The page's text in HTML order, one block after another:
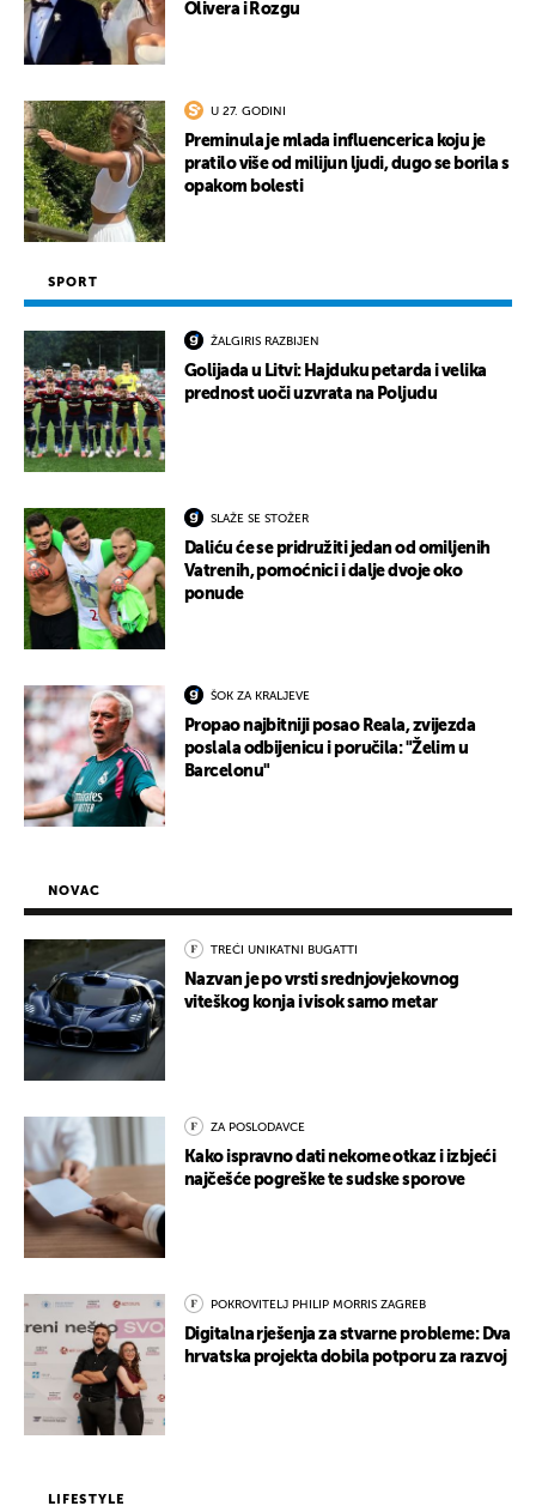
Olivera i Rozgu
U 27. GODINI
Preminula je mlada influencerica koju je
pratilo više od milijun ljudi, dugo se borila s
opakom bolesti
SPORT
ŽALGIRIS RAZBIJEN
Golijada u Litvi: Hajduku petarda i velika
prednost uoči uzvrata na Poljudu
SLAŽE SE STOŽER
Daliću će se pridružiti jedan od omiljenih
Vatrenih, pomoćnici i dalje dvoje oko
ponude
ŠOK ZA KRALJEVE
Propao najbitniji posao Reala, zvijezda
poslala odbijenicu i poručila: "Želim u
Barcelonu"
NOVAC
TREĆI UNIKATNI BUGATTI
Nazvan je po vrsti srednjovjekovnog
viteškog konja i visok samo metar
ZA POSLODAVCE
Kako ispravno dati nekome otkaz i izbjeći
najčešće pogreške te sudske sporove
POKROVITELJ PHILIP MORRIS ZAGREB
Digitalna rješenja za stvarne probleme: Dva
hrvatska projekta dobila potporu za razvoj
LIFESTYLE